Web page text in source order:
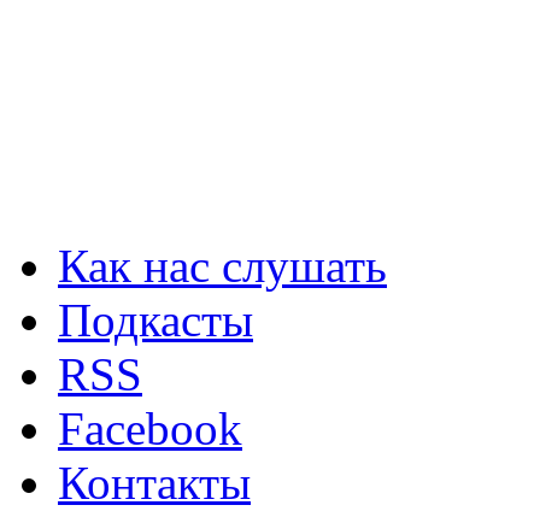
Как нас слушать
Подкасты
RSS
Facebook
Контакты